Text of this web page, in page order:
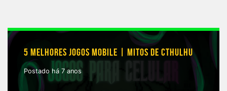
5 MELHORES JOGOS MOBILE | MITOS DE CTHULHU
Postado há 7 anos